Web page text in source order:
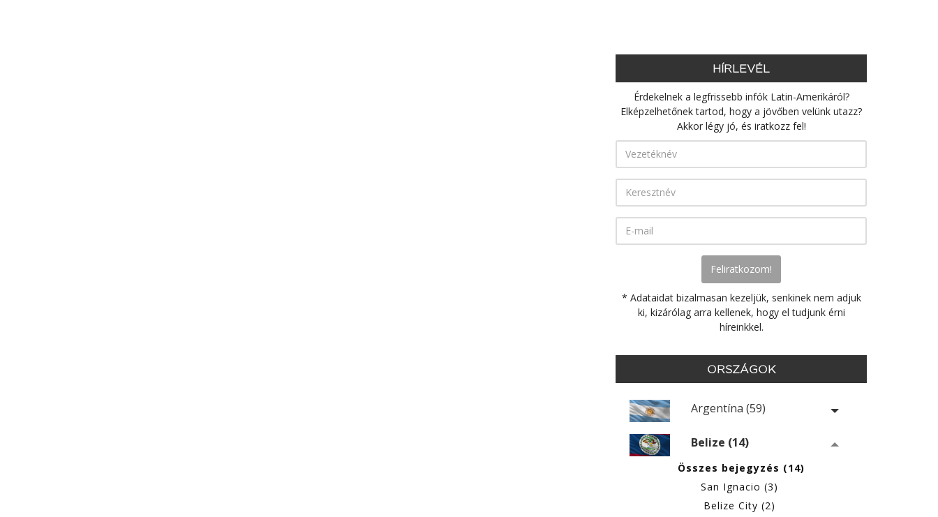
HÍRLEVÉL
Érdekelnek a legfrissebb infók Latin-Amerikáról?
Elképzelhetőnek tartod, hogy a jövőben velünk utazz?
Akkor légy jó, és iratkozz fel!
* Adataidat bizalmasan kezeljük, senkinek nem adjuk
ki, kizárólag arra kellenek, hogy el tudjunk érni
híreinkkel.
ORSZÁGOK
Argentína (59)
Belize (14)
Összes bejegyzés (14)
San Ignacio (3)
Belize City (2)